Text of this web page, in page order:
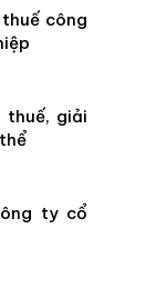
công
thuế, giải
ty cổ